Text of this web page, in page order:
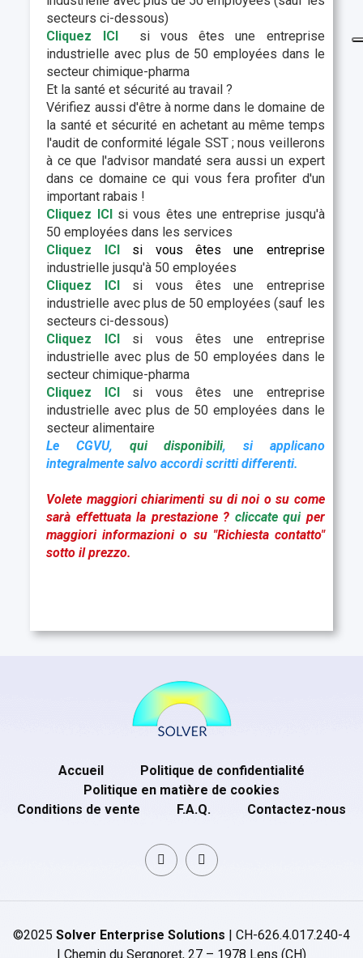
secteurs ci-dessous)
Cliquez ICI
si vous êtes une entreprise
industrielle avec plus de 50 employées dans le
secteur chimique-pharma
Et la santé et sécurité au travail ?
Vérifiez aussi d'être à norme dans le domaine de
la santé et sécurité en achetant au même temps
l'audit de conformité légale SST ; nous veillerons
à ce que l'advisor mandaté sera aussi un expert
dans ce domaine ce qui vous fera profiter d'un
important rabais !
Cliquez ICIsi vous êtes une entreprise jusqu'à
50 employées dans les services
Cliquez ICI
si vous êtes une entreprise
industrielle jusqu'à 50 employées
Cliquez ICIsi vous êtes une entreprise
industrielle avec plus de 50 employées (sauf les
secteurs ci-dessous)
Cliquez ICIsi vous êtes une entreprise
industrielle avec plus de 50 employées dans le
secteur chimique-pharma
Cliquez ICI
si vous êtes une entreprise
industrielle avec plus de 50 employées dans le
secteur alimentaire
Le CGVU, qui disponibili, si applicano
integralmente salvo accordi scritti differenti.
Volete maggiori chiarimenti su di noi o su come
sarà effettuata la prestazione ? cliccate qui per
maggiori informazioni o su "Richiesta contatto"
sotto il prezzo.
Accueil
Politique de confidentialité
Politique en matière de cookies
Conditions de vente
F.A.Q. Contactez-nous
©2025 Solver Enterprise Solutions | CH-626.4.017.240-4
| Chemin du Sergnoret, 27 – 1978 Lens (CH)